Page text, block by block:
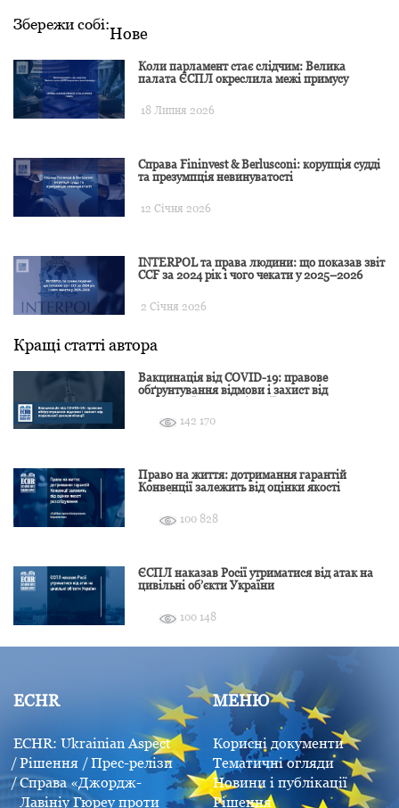
Збережи собі:Нове
Коли парламент стає слідчим: Велика
палата ЄСПЛ окреслила межі примусу
18 Липня 2026
Справа Fininvest & Berlusconi: корупція судді
та презумпція невинуватості
12 Січня 2026
INTERPOL та права людини: що показав звіт
CCF за 2024 рік і чого чекати у 2025–2026
2 Січня 2026
Кращі статті автора
Вакцинація від COVID-19: правове
обґрунтування відмови і захист від
142 170
Право на життя: дотримання гарантій
Конвенції залежить від оцінки якості
100 828
ЄСПЛ наказав Росії утриматися від атак на
цивільні об’єкти України
100 148
ECHR
ECHR: Ukrainian Aspect
Рішення
Прес-релізи
Справа «Джордж-
Лавініу Гюреу проти
МЕНЮ
Корисні документи
Тематичні огляди
Новини і публікації
Рішення